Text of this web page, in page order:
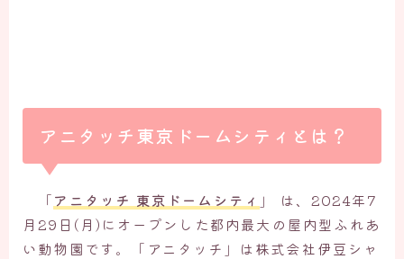
アニタッチ東京ドームシティとは？
「アニタッチ 東京ドームシティ 」 は、2024年7
月29日(月)にオープンした都内最大の屋内型ふれあ
い動物園です。「アニタッチ」は株式会社伊豆シャ